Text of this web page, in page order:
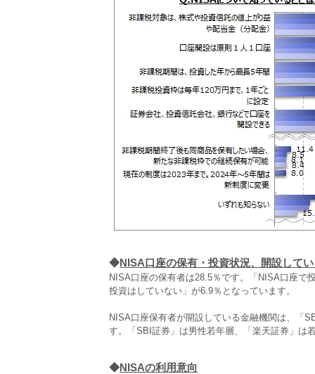
◆NISA口座の保有・投資状況、開設して
NISA口座の保有者は28.5％です。「NISA口座で
投資はしていない」が6.9％となっています。
NISA口座保有者が開設している金融機関は、「
す。「SBI証券」は男性若年層、「楽天証券」は
◆NISAの利用意向